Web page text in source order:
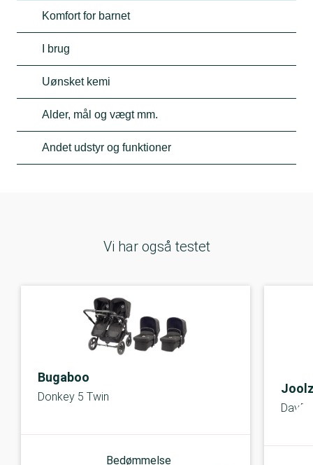
Komfort for barnet
I brug
Uønsket kemi
Alder, mål og vægt mm.
Andet udstyr og funktioner
Vi har også testet
Bugaboo
Donkey 5 Twin
Bedømmelse
Day5